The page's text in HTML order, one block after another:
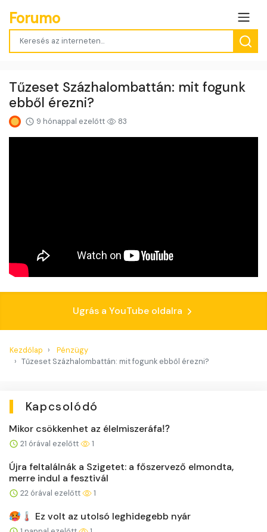
Forumo
Tűzeset Százhalombattán: mit fogunk
ebből érezni?
9 hónappal ezelőtt 83
Ugrás a YouTube oldalra
Kezdőlap
Pénzügy
Tűzeset Százhalombattán: mit fogunk ebből érezni?
Kapcsolódó
Mikor csökkenhet az élelmiszeráfa⁉️
21 órával ezelőtt 1
Újra feltalálnák a Szigetet: a főszervező elmondta,
merre indul a fesztivál
22 órával ezelőtt 1
🥵🌡️ Ez volt az utolsó leghidegebb nyár